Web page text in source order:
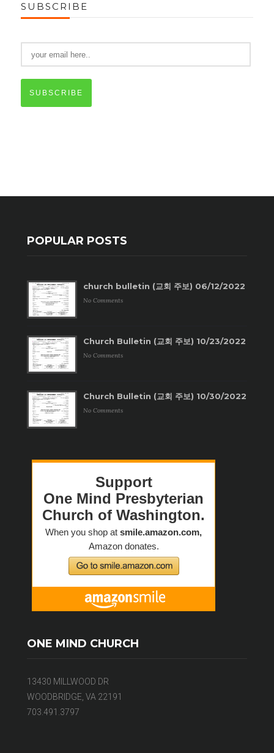
SUBSCRIBE
SUBSCRIBE
POPULAR POSTS
church bulletin (교회 주보) 06/12/2022
No Comments
Church Bulletin (교회 주보) 10/23/2022
No Comments
Church Bulletin (교회 주보) 10/30/2022
No Comments
ONE MIND CHURCH
13430 MILLWOOD DR
WOODBRIDGE, VA 22191
703.491.3797